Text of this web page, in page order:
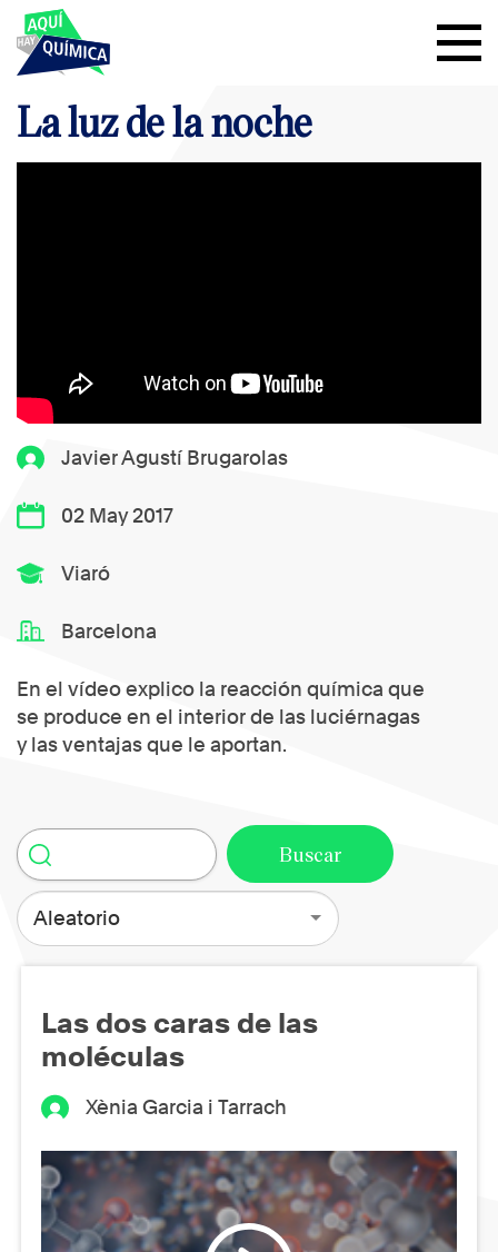
Javier Agustí Brugarolas
02 May 2017
Viaró
Barcelona
En el vídeo explico la reacción química que
se produce en el interior de las luciérnagas
y las ventajas que le aportan.
La luz de la noche
Aleatorio
Las dos caras de las
moléculas
Xènia Garcia i Tarrach